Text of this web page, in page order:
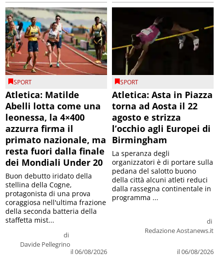
SPORT
Atletica: Matilde
Abelli lotta come una
leonessa, la 4×400
azzurra firma il
primato nazionale, ma
resta fuori dalla finale
dei Mondiali Under 20
di
Davide Pellegrino
il 06/08/2026
Buon debutto iridato della
stellina della Cogne,
protagonista di una prova
coraggiosa nell'ultima frazione
della seconda batteria della
staffetta mist...
SPORT
Atletica: Asta in Piazza
torna ad Aosta il 22
agosto e strizza
l’occhio agli Europei di
Birmingham
di
Redazione Aostanews.it
il 06/08/2026
La speranza degli
organizzatori è di portare sulla
pedana del salotto buono
della città alcuni atleti reduci
dalla rassegna continentale in
programma ...